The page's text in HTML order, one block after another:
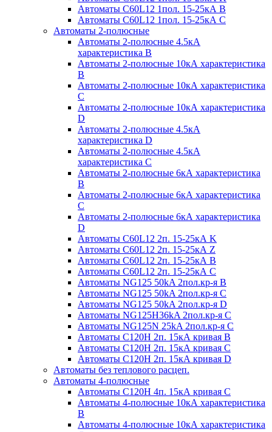
Автоматы С60L12 1пол. 15-25кА В
Автоматы С60L12 1пол. 15-25кА С
Автоматы 2-полюсные
Автоматы 2-полюсные 4.5кА
характеристика В
Автоматы 2-полюсные 10кА характеристика
B
Автоматы 2-полюсные 10кА характеристика
C
Автоматы 2-полюсные 10кА характеристика
D
Автоматы 2-полюсные 4.5кА
характеристика D
Автоматы 2-полюсные 4.5кА
характеристика С
Автоматы 2-полюсные 6кА характеристика
B
Автоматы 2-полюсные 6кА характеристика
C
Автоматы 2-полюсные 6кА характеристика
D
Автоматы C60L12 2п. 15-25кА K
Автоматы C60L12 2п. 15-25кА Z
Автоматы C60L12 2п. 15-25кА B
Автоматы C60L12 2п. 15-25кА C
Автоматы NG125 50kA 2пол.кр-я B
Автоматы NG125 50kA 2пол.кр-я C
Автоматы NG125 50kA 2пол.кр-я D
Автоматы NG125H36kA 2пол.кр-я C
Автоматы NG125N 25kA 2пол.кр-я C
Автоматы С120H 2п. 15кА кривая B
Автоматы С120H 2п. 15кА кривая C
Автоматы С120H 2п. 15кА кривая D
Автоматы без теплового расцеп.
Автоматы 4-полюсные
Автоматы С120H 4п. 15кА кривая C
Автоматы 4-полюсные 10кА характеристика
B
Автоматы 4-полюсные 10кА характеристика